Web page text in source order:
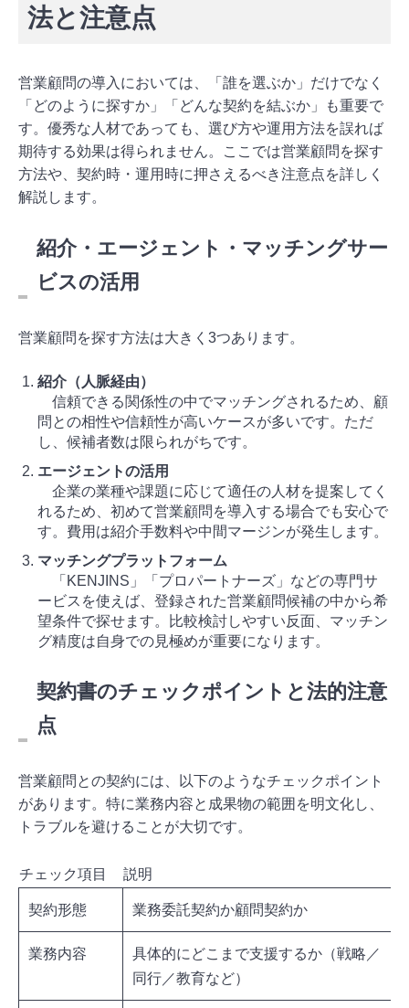
法と注意点
営業顧問の導入においては、「誰を選ぶか」だけでなく
「どのように探すか」「どんな契約を結ぶか」も重要で
す。優秀な人材であっても、選び方や運用方法を誤れば
期待する効果は得られません。ここでは営業顧問を探す
方法や、契約時・運用時に押さえるべき注意点を詳しく
解説します。
紹介・エージェント・マッチングサー
ビスの活用
営業顧問を探す方法は大きく3つあります。
紹介（人脈経由）
信頼できる関係性の中でマッチングされるため、顧
問との相性や信頼性が高いケースが多いです。ただ
し、候補者数は限られがちです。
エージェントの活用
企業の業種や課題に応じて適任の人材を提案してく
れるため、初めて営業顧問を導入する場合でも安心で
す。費用は紹介手数料や中間マージンが発生します。
マッチングプラットフォーム
「KENJINS」「プロパートナーズ」などの専門サ
ービスを使えば、登録された営業顧問候補の中から希
望条件で探せます。比較検討しやすい反面、マッチン
グ精度は自身での見極めが重要になります。
契約書のチェックポイントと法的注意
点
営業顧問との契約には、以下のようなチェックポイント
があります。特に業務内容と成果物の範囲を明文化し、
トラブルを避けることが大切です。
チェック項目 説明
契約形態 業務委託契約か顧問契約か
業務内容
具体的にどこまで支援するか（戦略／
同行／教育など）